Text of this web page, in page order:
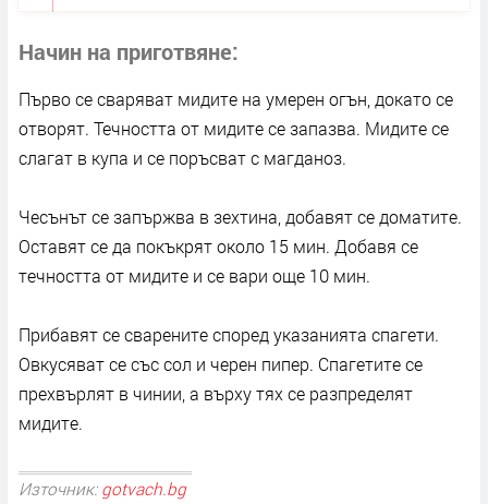
Начин на приготвяне
Първо се сваряват мидите на умерен огън, докато се
отворят. Течността от мидите се запазва. Мидите се
слагат в купа и се поръсват с магданоз.
Чесънът се запържва в зехтина, добавят се доматите.
Оставят се да покъкрят около 15 мин. Добавя се
течността от мидите и се вари още 10 мин.
Прибавят се сварените според указанията спагети.
Овкусяват се със сол и черен пипер. Спагетите се
прехвърлят в чинии, а върху тях се разпределят
мидите.
Източник: gotvach.bg